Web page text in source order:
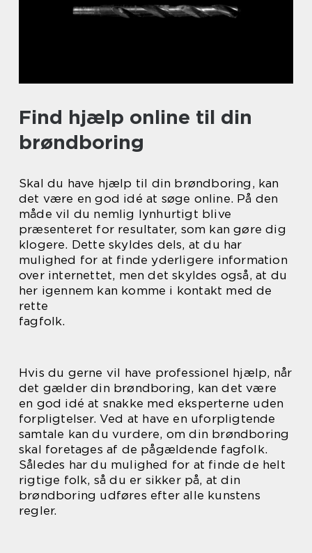
Find hjælp online til din
brøndboring
Skal du have hjælp til din brøndboring, kan
det være en god idé at søge online. På den
måde vil du nemlig lynhurtigt blive
præsenteret for resultater, som kan gøre dig
klogere. Dette skyldes dels, at du har
mulighed for at finde yderligere information
over internettet, men det skyldes også, at du
her igennem kan komme i kontakt med de
rette
fagfolk.
Hvis du gerne vil have professionel hjælp, når
det gælder din brøndboring, kan det være
en god idé at snakke med eksperterne uden
forpligtelser. Ved at have en uforpligtende
samtale kan du vurdere, om din brøndboring
skal foretages af de pågældende fagfolk.
Således har du mulighed for at finde de helt
rigtige folk, så du er sikker på, at din
brøndboring udføres efter alle kunstens
regler.